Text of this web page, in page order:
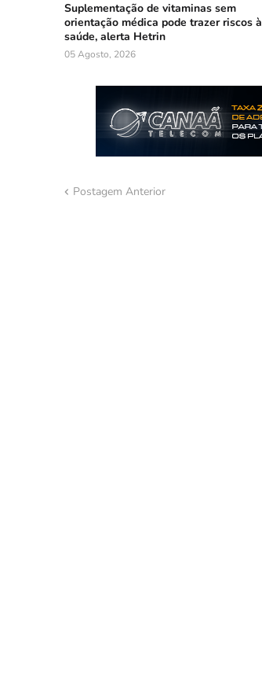
Suplementação de vitaminas sem
orientação médica pode trazer riscos à
saúde, alerta Hetrin
05 Agosto, 2026
Postagem Anterior